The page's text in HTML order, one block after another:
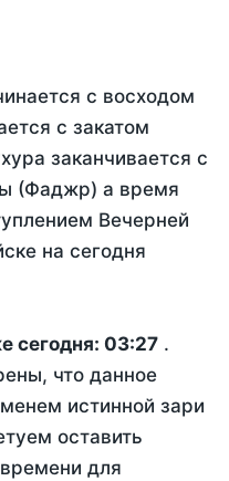
с восходом
с закатом
заканчивается с
(Фаджр) а время
Вечерней
на сегодня
сегодня: 03:27 .
что данное
истинной зари
оставить
для